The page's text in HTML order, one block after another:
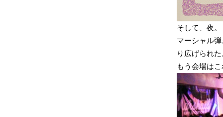
そして、夜。
マーシャル
り広げられ
もう会場は